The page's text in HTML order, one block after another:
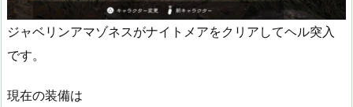
ジャベリンアマゾネスがナイトメアをクリアしてヘル突入
です。
現在の装備は